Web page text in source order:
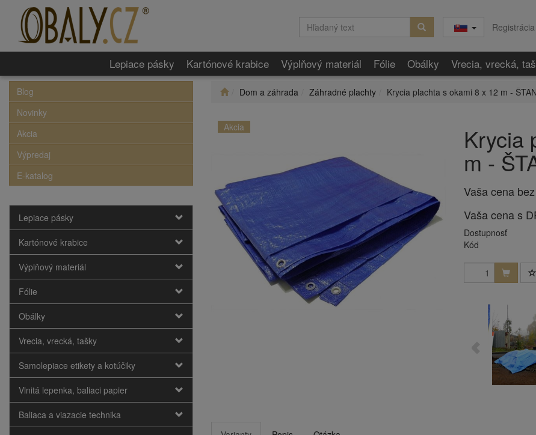
Registrácia
Lepiace pásky Kartónové krabice Výplňový materiál Fólie Obálky Vrecia, vrecká,
Blog
Novinky
Akcia
Výpredaj
E-katalog
Lepiace pásky
Kartónové krabice
Výplňový materiál
Fólie
Obálky
Vrecia, vrecká, tašky
Samolepiace etikety a kotúčiky
Vlnitá lepenka, baliaci papier
Baliaca a viazacie technika
Dom a záhrada Záhradné plachty Krycia plachta s okami 8 x 12 m -
Akcia Krycia
m -
Vaša cena
Vaša cena s
Dostupnosť
Kód